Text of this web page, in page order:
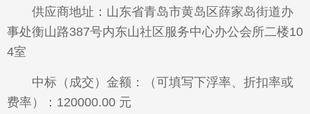
供应商地址：山东省青岛市黄岛区薛家岛街道办
事处衡山路387号内东山社区服务中心办公会所二楼10
4室
中标（成交）金额：（可填写下浮率、折扣率或
费率）：120000.00 元